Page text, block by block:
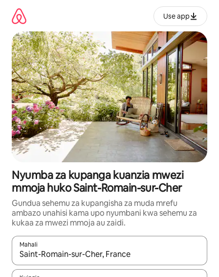
kwenda
kwenye
maudhui
Use app
Nyumba za kupanga kuanzia mwezi
mmoja huko Saint-Romain-sur-Cher
Gundua sehemu za kupangisha za muda mrefu
ambazo unahisi kama upo nyumbani kwa sehemu za
kukaa za mwezi mmoja au zaidi.
Mahali
Wakati matokeo yanapatikana, vinjari kwa kutumia vitufe vya